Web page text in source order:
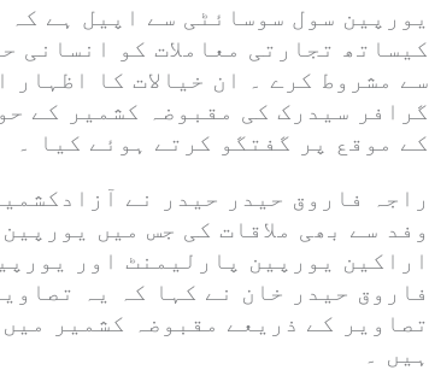
یورپین سول سوسائٹی سے اپیل ہے
کیساتھ تجارتی معاملات کو انسانی
سے مشروط کرے ۔ ان خیالات کا
گرافر سیدرک کی مقبوضہ کشمیر کے
کے موقع پر گفتگو کرتے ہوئے کیا ۔
راجہ فاروق حیدر حیدر نے
وفد سے بھی ملاقات کی جس میں
اراکین یورپین پارلیمنٹ اور
فاروق حیدر خان نے کہا کہ یہ
تصاویر کے ذریعے مقبوضہ کشمیر
ہیں ۔